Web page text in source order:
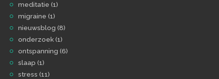
meditatie (1)
migraine (1)
nieuwsblog (8)
onderzoek(1)
ontspanning (6)
slaap (1)
stress (11)